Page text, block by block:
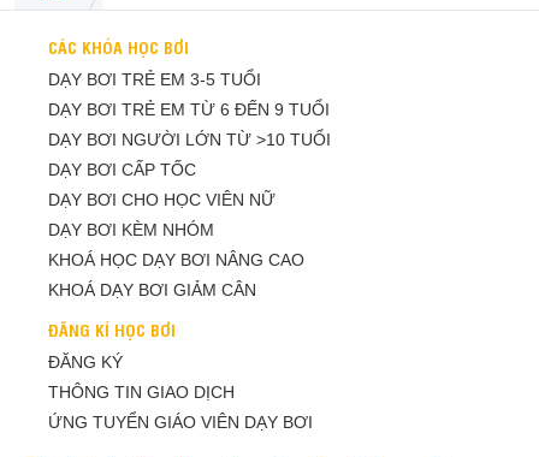
CÁC KHÓA HỌC BƠI
DẠY BƠI TRẺ EM 3-5 TUỔI
DẠY BƠI TRẺ EM TỪ 6 ĐẾN 9 TUỔI
DẠY BƠI NGƯỜI LỚN TỪ >10 TUỔI
DẠY BƠI CẤP TỐC
DẠY BƠI CHO HỌC VIÊN NỮ
DẠY BƠI KÈM NHÓM
KHOÁ HỌC DẠY BƠI NÂNG CAO
KHOÁ DẠY BƠI GIẢM CÂN
ĐĂNG KÍ HỌC BƠI
ĐĂNG KÝ
THÔNG TIN GIAO DỊCH
ỨNG TUYỂN GIÁO VIÊN DẠY BƠI